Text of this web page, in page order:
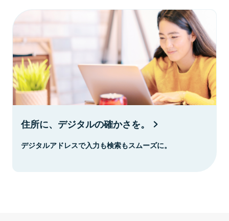
住所に、デジタルの確かさを。
デジタルアドレスで入力も検索もスムーズに。